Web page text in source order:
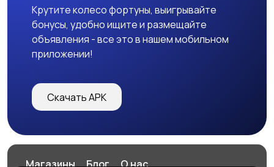
Крутите колесо фортуны, выигрывайте
бонусы, удобно ищите и размещайте
объявления - все это в нашем мобильном
приложении!
Скачать APK
Магазины Блог О нас